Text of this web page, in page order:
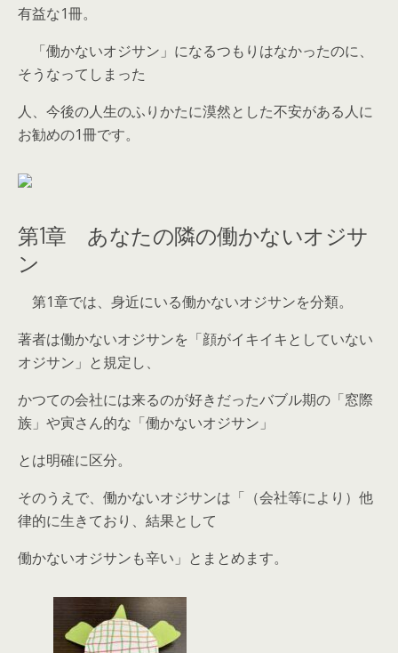
有益な1冊。
「働かないオジサン」になるつもりはなかったのに、
そうなってしまった
人、今後の人生のふりかたに漠然とした不安がある人に
お勧めの1冊です。
第1章 あなたの隣の働かないオジサ
ン
第1章では、身近にいる働かないオジサンを分類。
著者は働かないオジサンを「顔がイキイキとしていない
オジサン」と規定し、
かつての会社には来るのが好きだったバブル期の「窓際
族」や寅さん的な「働かないオジサン」
とは明確に区分。
そのうえで、働かないオジサンは「（会社等により）他
律的に生きており、結果として
働かないオジサンも辛い」とまとめます。